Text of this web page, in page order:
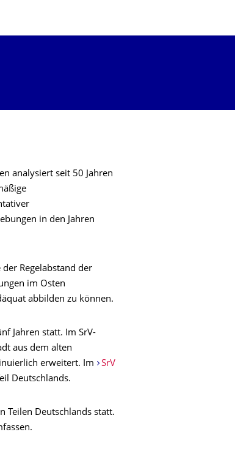
analysiert seit 50 Jahren
in den Jahren
Regelabstand der
im Osten
abbilden zu können.
Jahren statt. Im SrV-
aus dem alten
erweitert. Im
SrV
Deutschlands.
Teilen Deutschlands statt.